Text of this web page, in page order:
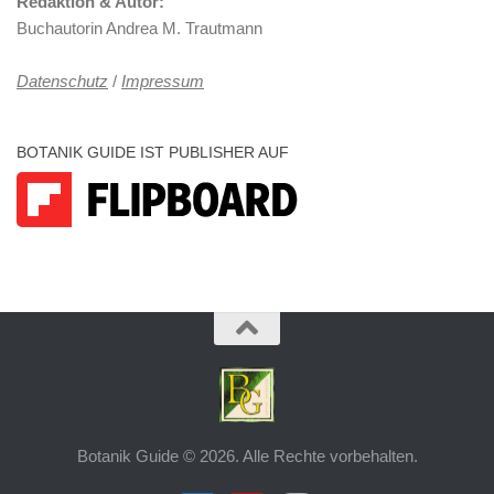
Buchautorin Andrea M. Trautmann
Datenschutz / Impressum
BOTANIK GUIDE IST PUBLISHER AUF
Botanik Guide © 2026. Alle Rechte vorbehalten.